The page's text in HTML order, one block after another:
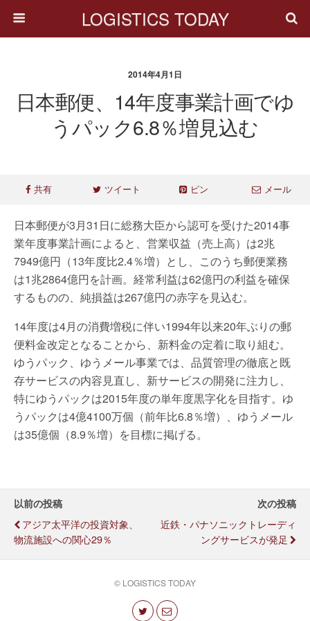
LOGISTICS TODAY
2014年4月1日
日本郵便、14年度事業計画でゆ
うパック6.8％増見込む
共有 ツイート ピン メール
日本郵便が3月31日に総務大臣から認可を受けた2014事
業年度事業計画によると、営業収益（売上高）は2兆
7949億円（13年度比2.4％増）とし、このうち郵便業務
は1兆2864億円を計画。経常利益は62億円の利益を確保
するものの、純損益は267億円の赤字を見込む。
14年度は4月の消費増税に伴い1994年以来20年ぶりの郵
便料金改定となることから、新料金の定着に取り組む。
ゆうパック、ゆうメール事業では、品質管理の徹底と既
存サービスの内容見直し、新サービスの開発に注力し、
特にゆうパックは2015年度の単年度黒字化を目指す。ゆ
うパックは4億4100万個（前年比6.8％増）、ゆうメール
は35億個（8.9％増）を目標に掲げる。
以前の投稿
アジア太平洋の投資対象、
物流施設への関心29％
次の投稿
近鉄・パナソニックトレーディ
ングサービスが発足
© LOGISTICS TODAY